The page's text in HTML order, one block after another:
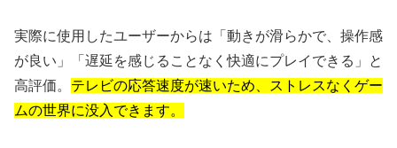
実際に使用したユーザーからは「動きが滑らかで、操作感
が良い」「遅延を感じることなく快適にプレイできる」と
高評価。 テレビの応答速度が速いため、ストレスなくゲー
ムの世界に没入できます。